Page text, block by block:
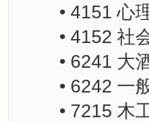
• 4151 心
• 4152 社
• 6241 大
• 6242 一
• 7215 木